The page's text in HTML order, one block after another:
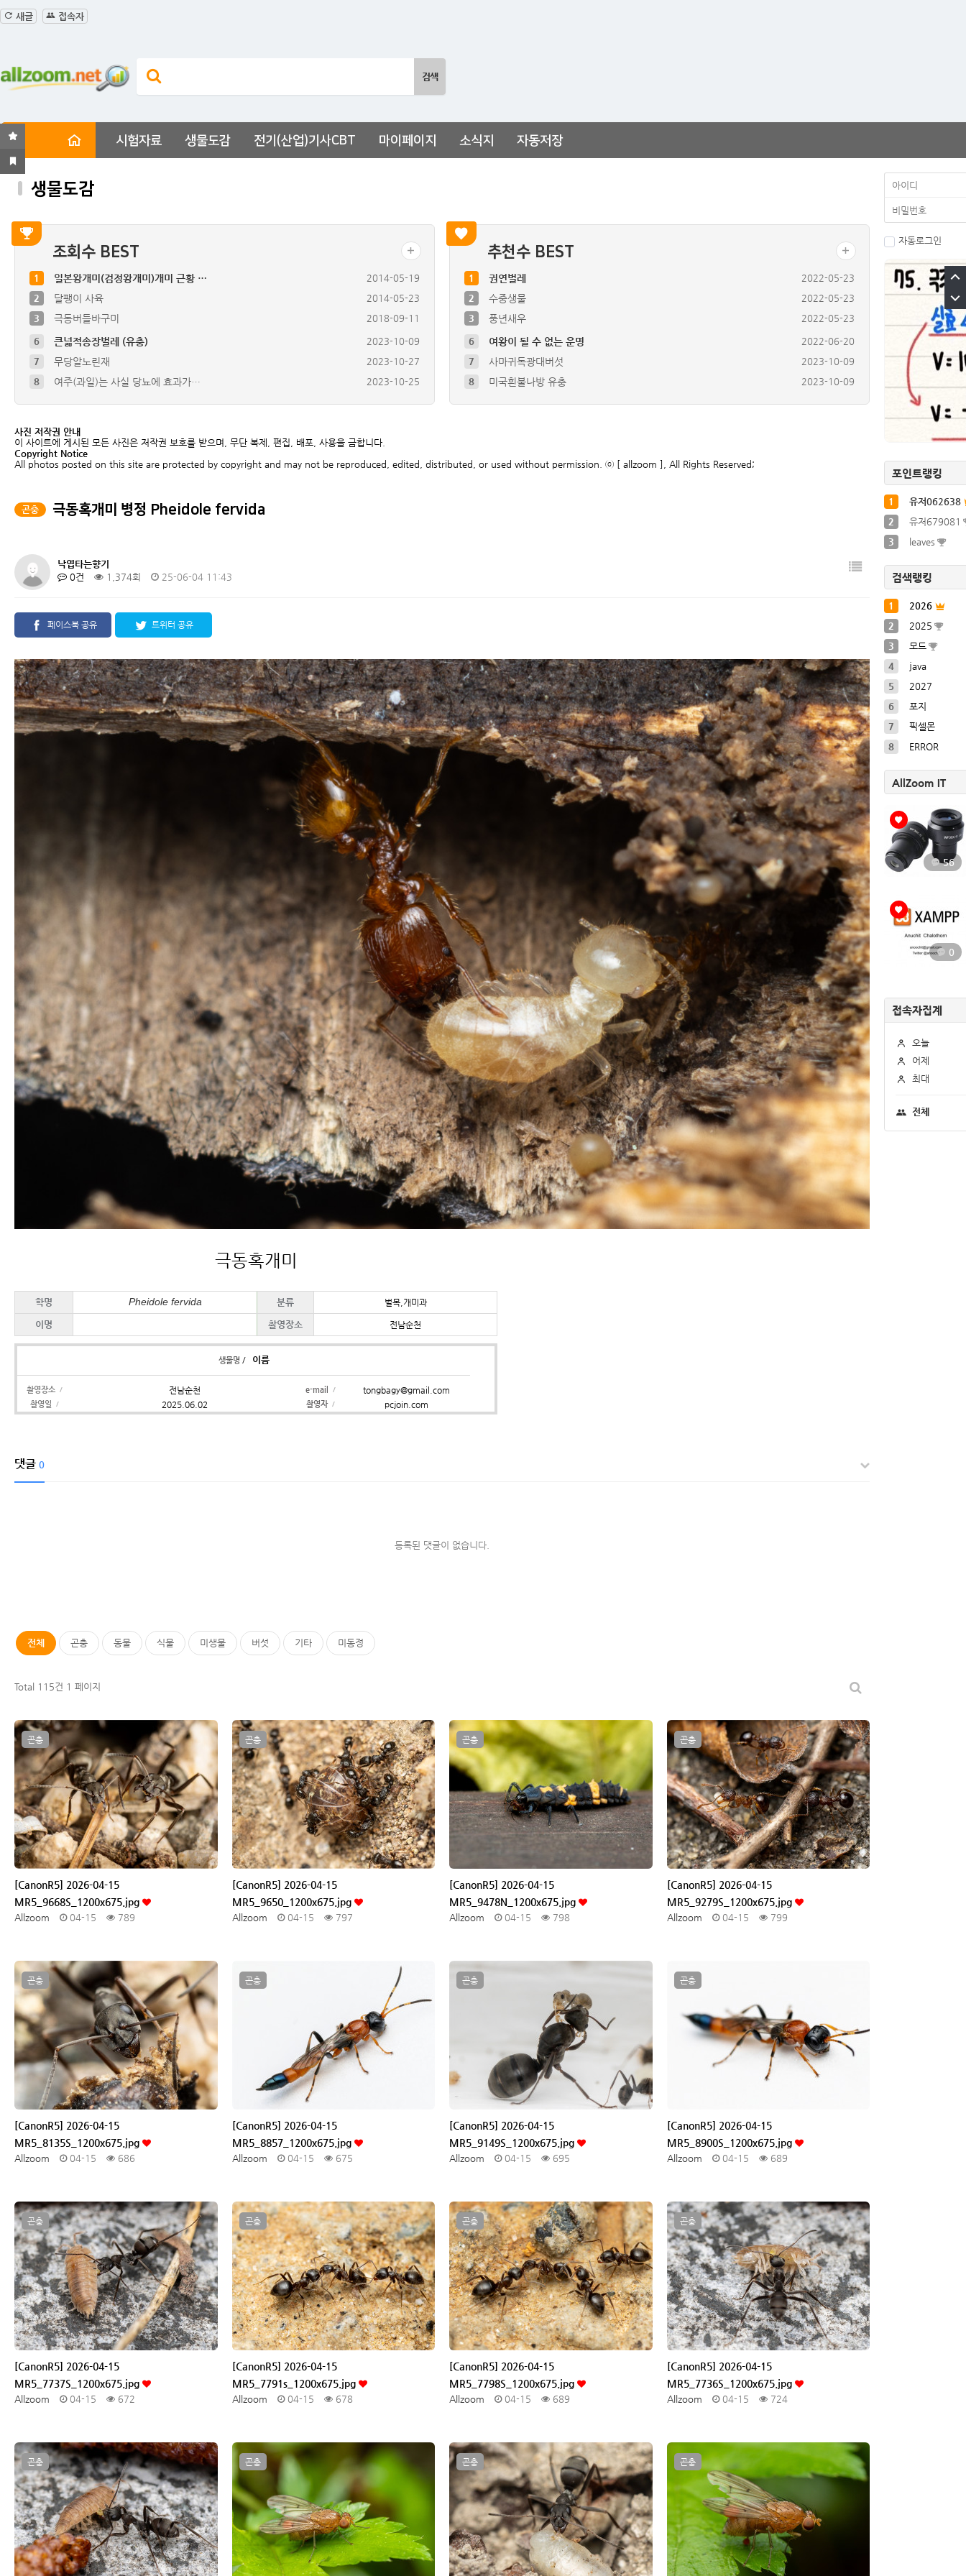
새글 접속자
시험자료 생물도감 전기(산업)기사CBT 마이페이지 소식지 자동저장
생물도감
조회수 BEST
7 무당알노린재
2023-10-27
8
여주(과일)는 사실 당뇨에 효과가…
2023-10-25
9
배저녁나방 유충
2023-10-09
5
참긴더듬이잎벌레
2023-10-11
6
큰넓적송장벌레 (유충) 2023-10-09
1 일본왕개미(검정왕개미)개미 근황 …
2014-05-19
2
달팽이 사육
2014-05-23
3
극동버들바구미 2018-09-11
추천수 BEST
7 사마귀독광대버섯
2023-10-09
8
미국흰불나방 유충
2023-10-09
9
풀색노린재약충 ( Nezara a…
2023-10-09
6
여왕이 될 수 없는 운명
1 권연벌레
2022-05-23
2
수중생물
2022-05-23
3
풍년새우 2022-05-23
사진 저작권 안내
이 사이트에 게시된 모든 사진은 저작권 보호를 받으며, 무단 복제, 편집, 배포, 사용을 금합니다.
Copyright Notice
All photos posted on this site are protected by copyright and may not be reproduced, edited, distributed, or used without permission. ⓒ [ allzoom ], All Rights Reserved;
곤충 극동혹개미 병정 Pheidole fervida
낙엽타는향기
0건
1,374회 25-06-04 11:43
페이스북 공유 트위터 공유
극동혹개미
학명 Pheidole fervida 분류 벌목,개미과
이명 촬영장소 전남순천
생물명 / 이름
촬영장소 / 전남순천 e-mail / tongbagy@gmail.com
촬영일 / 2025.06.02 촬영자 / pcjoin.com
댓글 0
등록된 댓글이 없습니다.
전체 곤충 동물 식물 미생물 버섯 기타 미동정
Total 115건 1 페이지
곤충
[CanonR5] 2026-04-15
MR5_9668S_1200x675.jpg
Allzoom 04-15 789
곤충
[CanonR5] 2026-04-15
MR5_9650_1200x675.jpg
Allzoom 04-15 797
곤충
[CanonR5] 2026-04-15
MR5_9478N_1200x675.jpg
Allzoom 04-15 798
곤충
[CanonR5] 2026-04-15
MR5_9279S_1200x675.jpg
Allzoom 04-15 799
곤충
[CanonR5] 2026-04-15
MR5_8135S_1200x675.jpg
Allzoom 04-15 686
곤충
[CanonR5] 2026-04-15
MR5_8857_1200x675.jpg
Allzoom 04-15 675
곤충
[CanonR5] 2026-04-15
MR5_9149S_1200x675.jpg
Allzoom 04-15 695
곤충
[CanonR5] 2026-04-15
MR5_8900S_1200x675.jpg
Allzoom 04-15 689
곤충
[CanonR5] 2026-04-15
MR5_7737S_1200x675.jpg
Allzoom 04-15 672
곤충
[CanonR5] 2026-04-15
MR5_7791s_1200x675.jpg
Allzoom 04-15 678
곤충
[CanonR5] 2026-04-15
MR5_7798S_1200x675.jpg
Allzoom 04-15 689
곤충
[CanonR5] 2026-04-15
MR5_7736S_1200x675.jpg
Allzoom 04-15 724
곤충 곤충 곤충 곤충
자동로그인
포인트랭킹
1
유저062638
2
유저679081
3
leaves
검색랭킹
1
2026
2
2025
3
모드
4
java
5
2027
6
포지
7
픽셀몬
8
ERROR
AllZoom IT
56
0
접속자집계
오늘
어제
최대
전체